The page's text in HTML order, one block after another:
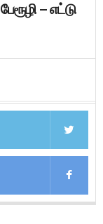
– எட்டு